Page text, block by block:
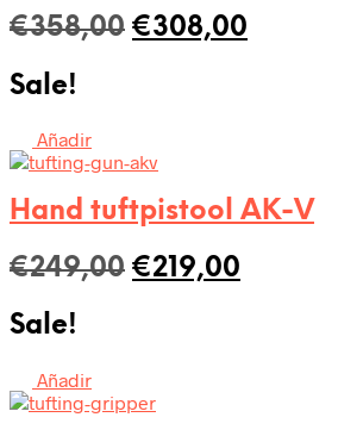
€358,00 Oorspronkelijke
€308,00
Sale!
Añadir
Hand tuftpistool AK-V
€249,00 Oorspronkelijke
€219,00
Sale!
Añadir